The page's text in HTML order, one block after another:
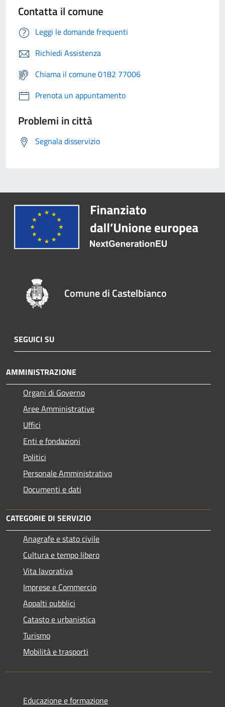
Contatta il comune
Leggi le domande frequenti
Richiedi Assistenza
Chiama il comune 0182 77006
Prenota un appuntamento
Problemi in città
Segnala disservizio
Comune di Castelbianco
SEGUICI SU
AMMINISTRAZIONE
Organi di Governo
Aree Amministrative
Uffici
Enti e fondazioni
Politici
Personale Amministrativo
Documenti e dati
CATEGORIE DI SERVIZIO
Anagrafe e stato civile
Cultura e tempo libero
Vita lavorativa
Imprese e Commercio
Appalti pubblici
Catasto e urbanistica
Turismo
Mobilità e trasporti
Educazione e formazione